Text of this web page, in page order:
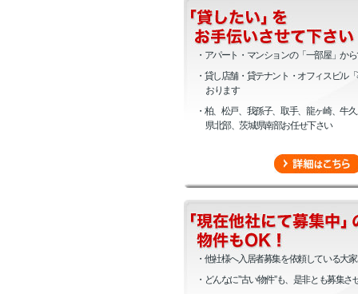
・アパート・マンションの「一部屋」か
・貸し店舗・貸テナント・オフィスビル
おります
・柏、松戸、我孫子、取手、龍ヶ崎、牛
県北部、茨城県南部お任せ下さい
・他社様へ入居者募集を依頼している大
・どんなに”古い物件”も、是非とも募集さ